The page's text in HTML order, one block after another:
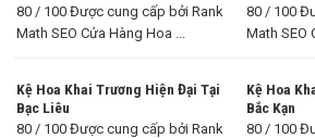
80 / 100 Được cung cấp bởi Rank
Math SEO Cửa Hàng Hoa ...
80 / 100
Math SEO
Kệ Hoa Khai Trương Hiện Đại Tại
Bạc Liêu
80 / 100 Được cung cấp bởi Rank
Kệ Hoa
Bắc Kạn
80 / 100